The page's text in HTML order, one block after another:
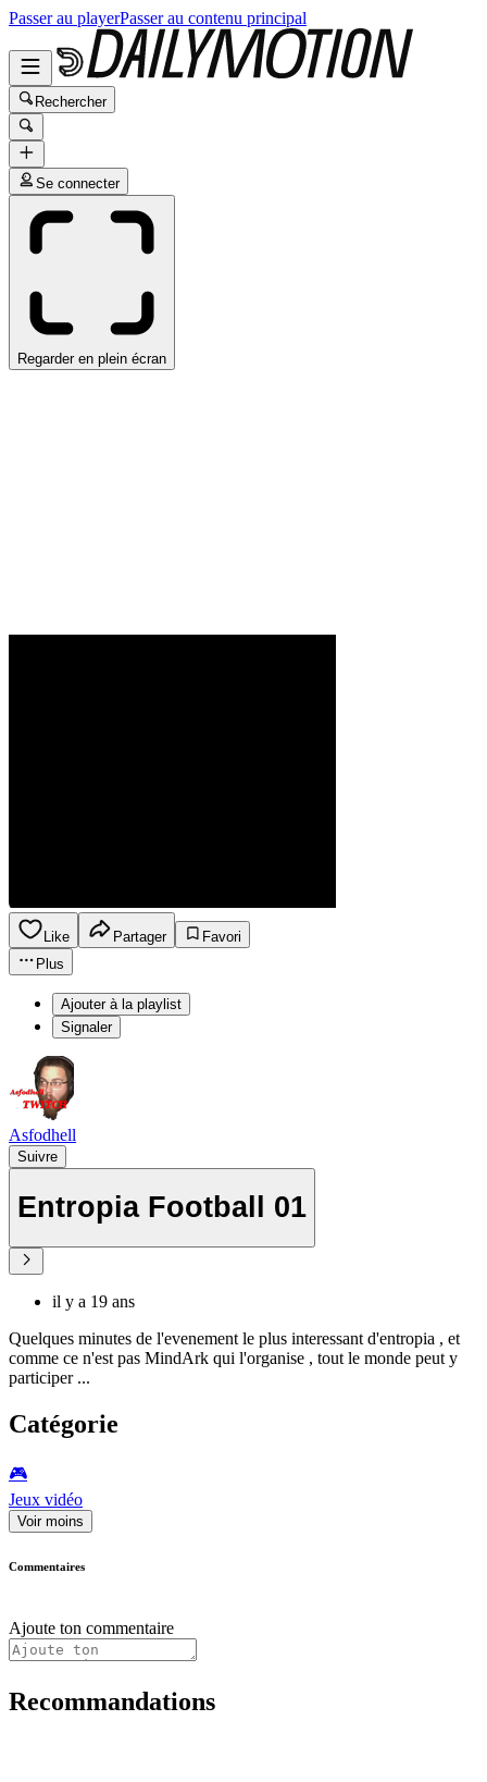
Passer au playerPasser au contenu principal
Rechercher
Se connecter
Regarder en plein écran
Like Partager
Favori
Plus
Ajouter à la playlist
Signaler
Asfodhell
Suivre
Entropia Football 01
il y a 19 ans
Quelques minutes de l'evenement le plus interessant d'entropia , et
comme ce n'est pas MindArk qui l'organise , tout le monde peut y
participer ...
Catégorie
🎮️
Jeux vidéo
Voir moins
Commentaires
Ajoute ton commentaire
Recommandations